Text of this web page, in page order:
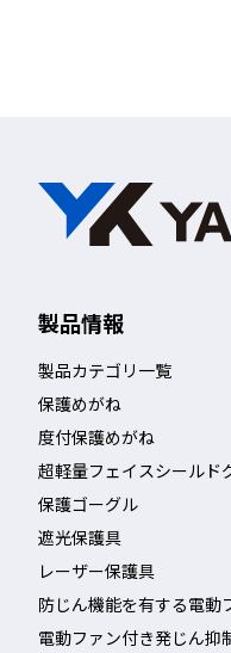
製品情報
製品カテゴリ一覧
保護めがね
度付保護めがね
超軽量フェイスシールド
保護ゴーグル
遮光保護具
レーザー保護具
防じん機能を有する電動
電動ファン付き発じん抑